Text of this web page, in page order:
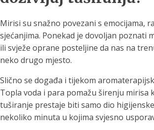
Mirisi su snažno povezani s emocijama,
sjećanjima. Ponekad je dovoljan poznati
ili svježe oprane posteljine da nas na
neko drugo mjesto.
Slično se događa i tijekom
Topla voda i para pomažu širenju mirisa
tuširanje prestaje biti samo dio
nekoliko minuta u kojima svjesno